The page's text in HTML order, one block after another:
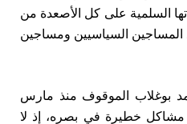
السلمية على كل الأصعدة من
السياسيين ومساجين
بوغلاب الموقوف منذ مارس
مشاكل خطيرة في بصره، إذ لا